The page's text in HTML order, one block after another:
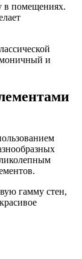
в помещениях.
и
гамму стен,